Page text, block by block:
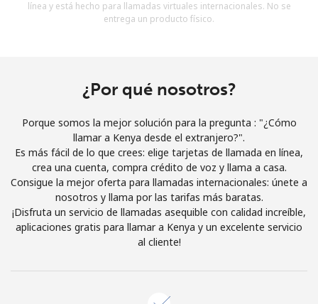
Al abrir una cuenta en este sitio web, estoy de acuerdo con
Términos y condiciones.
¡Hola!
Inicia sesión oREGÍSTRATE →
línea y está hecho para llamadas virtuales internacionales. No se
entrega un producto físico.
¿Por qué nosotros?
Porque somos la mejor solución para la pregunta : "¿Cómo
llamar a Kenya desde el extranjero?".
Es más fácil de lo que crees: elige tarjetas de llamada en línea,
crea una cuenta, compra crédito de voz y llama a casa.
Consigue la mejor oferta para llamadas internacionales: únete a
nosotros y llama por las tarifas más baratas.
¡Disfruta un servicio de llamadas asequible con calidad increíble,
aplicaciones gratis para llamar a Kenya y un excelente servicio
al cliente!